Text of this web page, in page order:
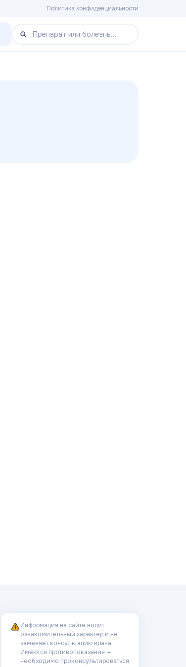
Политика конфиденциальности
Информация на сайте носит
ознакомительный характер и не
заменяет консультацию врача.
Имеются противопоказания —
необходимо проконсультироваться